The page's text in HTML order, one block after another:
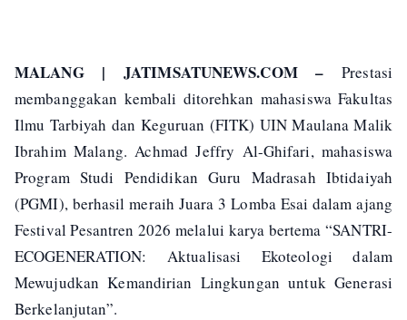
MALANG | JATIMSATUNEWS.COM – Prestasi
membanggakan kembali ditorehkan mahasiswa Fakultas
Ilmu Tarbiyah dan Keguruan (FITK) UIN Maulana Malik
Ibrahim Malang. Achmad Jeffry Al-Ghifari, mahasiswa
Program Studi Pendidikan Guru Madrasah Ibtidaiyah
(PGMI), berhasil meraih Juara 3 Lomba Esai dalam ajang
Festival Pesantren 2026 melalui karya bertema “SANTRI-
ECOGENERATION: Aktualisasi Ekoteologi dalam
Mewujudkan Kemandirian Lingkungan untuk Generasi
Berkelanjutan”.